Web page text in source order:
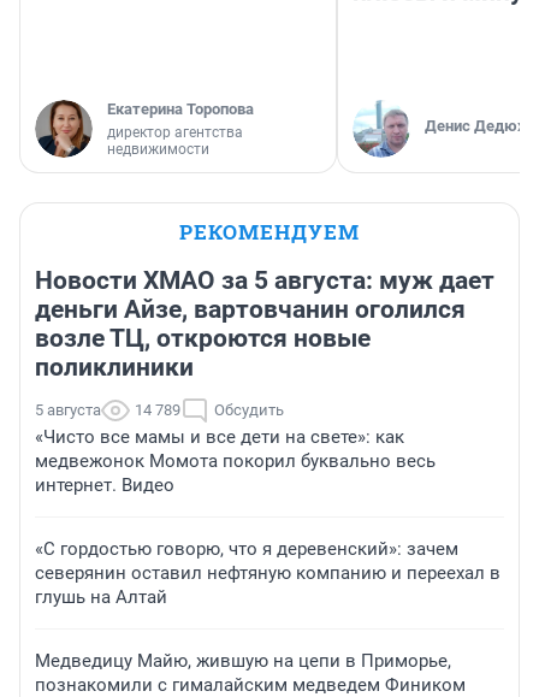
Екатерина Торопова
директор агентства
недвижимости
Денис
РЕКОМЕНДУЕМ
Новости ХМАО за 5 августа: муж дает
деньги Айзе, вартовчанин оголился
возле ТЦ, откроются новые
поликлиники
5 августа 14 789 Обсудить
«Чисто все мамы и все дети на свете»: как
медвежонок Момота покорил буквально весь
интернет. Видео
«С гордостью говорю, что я деревенский»: зачем
северянин оставил нефтяную компанию и переехал в
глушь на Алтай
Медведицу Майю, жившую на цепи в Приморье,
познакомили с гималайским медведем Фиником